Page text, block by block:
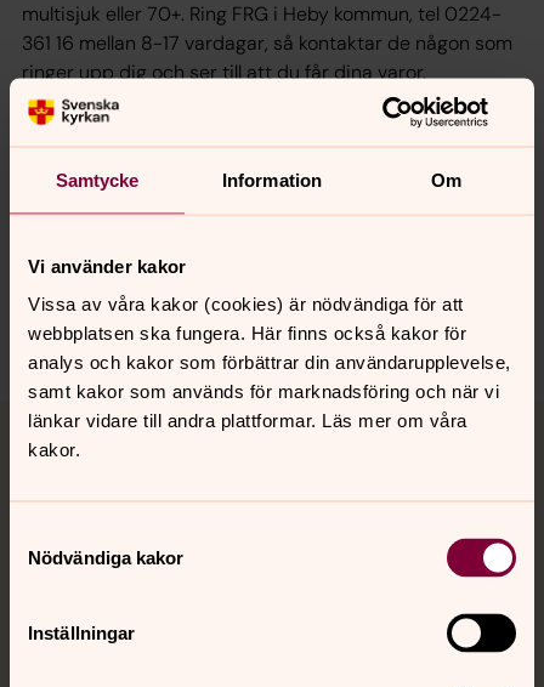
Samtycke Information Om
Vi använder kakor
Vissa av våra kakor (cookies) är nödvändiga för att
webbplatsen ska fungera. Här finns också kakor för
analys och kakor som förbättrar din användarupplevelse,
samt kakor som används för marknadsföring och när vi
länkar vidare till andra plattformar. Läs mer om våra
kakor.
Nödvändiga kakor
Inställningar
multisjuk eller 70+. Ring FRG i Heby kommun, tel 0224-
361 16 mellan 8-17 vardagar, så kontaktar de någon som
ringer upp dig och ser till att du får dina varor.
Naturligtvis kostar det inget.
Synpunkter eller frågor på sidans
innehåll?
nora.tarnsjo.forsamling@svenskakyrkan.se
Dela
Tillbaka till toppen
Tillbaka till innehållet
Kalender